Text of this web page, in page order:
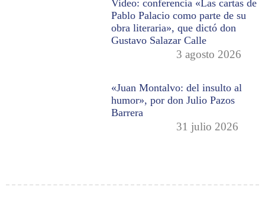
Video: conferencia «Las cartas de
Pablo Palacio como parte de su
obra literaria», que dictó don
Gustavo Salazar Calle
3 agosto 2026
«Juan Montalvo: del insulto al
humor», por don Julio Pazos
Barrera
31 julio 2026